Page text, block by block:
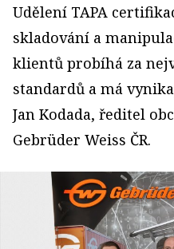
Udělení TAPA
skladování a
klientů probíhá za
standardů a má
Jan Kodada, ředitel
Gebrüder Weiss ČR.